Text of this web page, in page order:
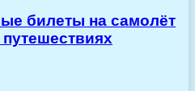
билеты на самолёт